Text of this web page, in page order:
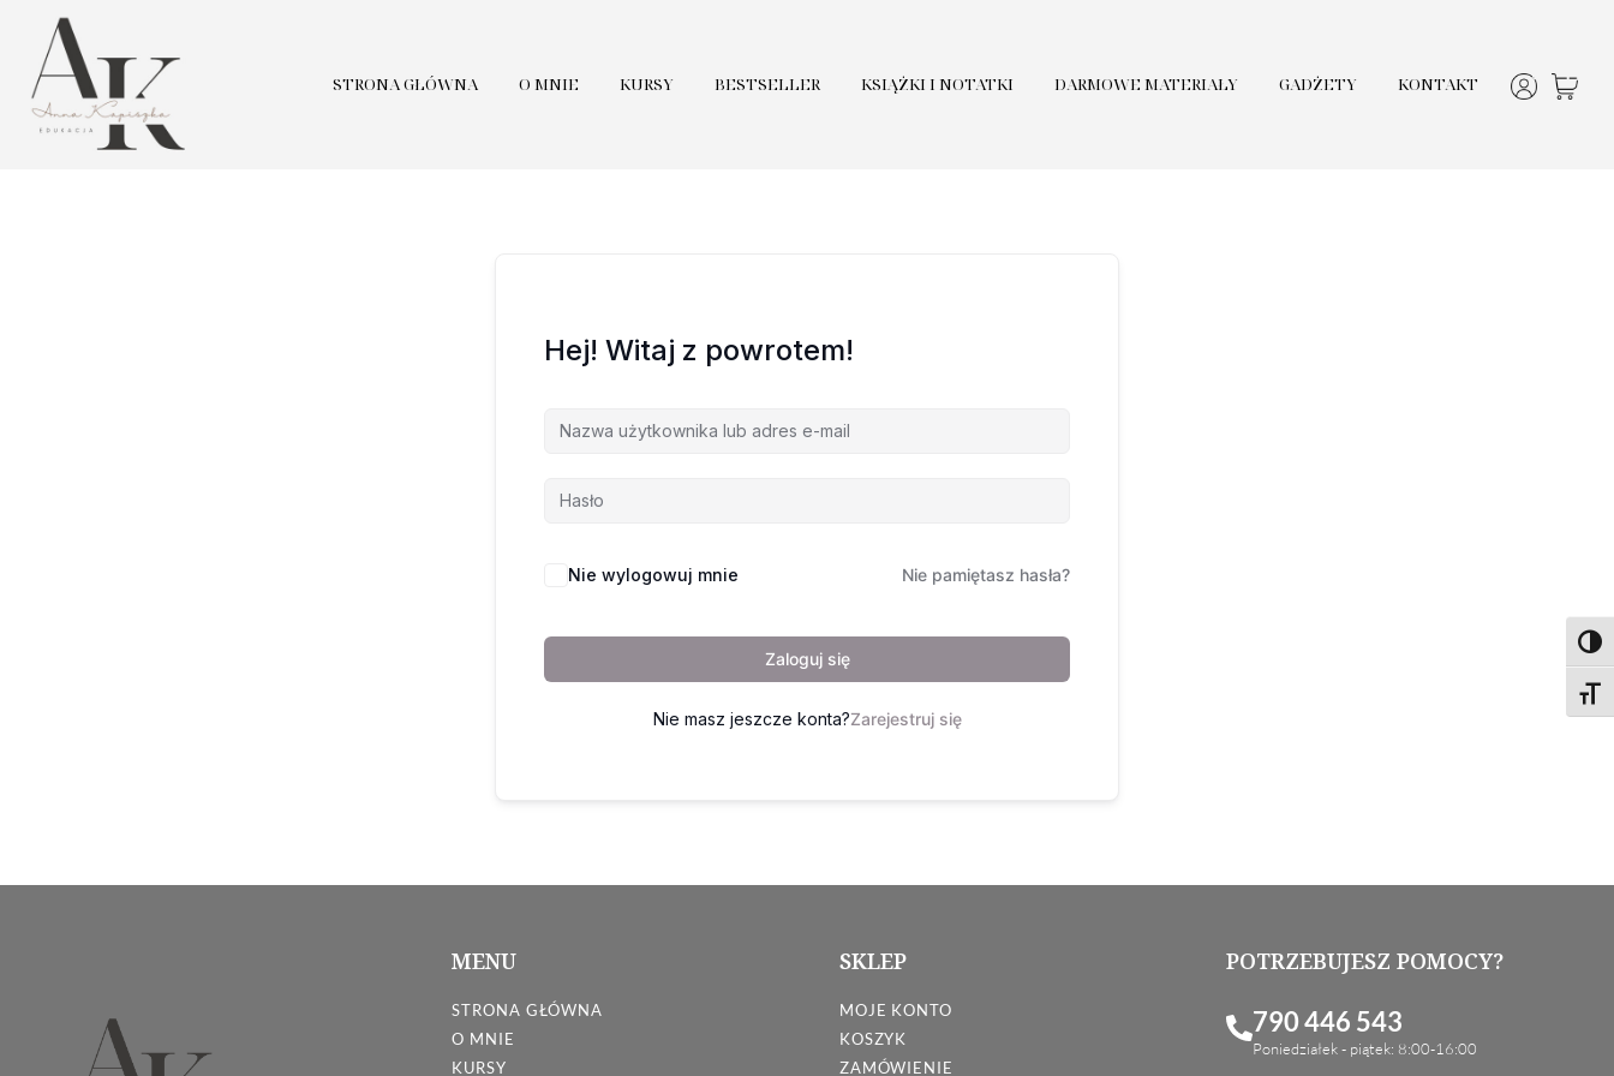
STRONA GŁÓWNA O MNIE KURSY BESTSELLER KSIĄŻKI I NOTATKI DARMOWE MATERIAŁY GADŻETY KONTAKT
Hej! Witaj z powrotem!
Nie wylogowuj mnie Nie pamiętasz hasła?
Zaloguj się
Nie masz jeszcze konta?Zarejestruj się
MENU
STRONA GŁÓWNA
O MNIE
KURSY
SKLEP
MOJE KONTO
KOSZYK
ZAMÓWIENIE
POTRZEBUJESZ POMOCY?
790 446 543
Poniedziałek - piątek: 8:00-16:00